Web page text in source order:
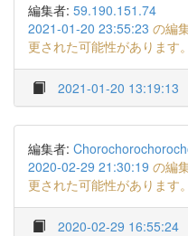
編集者: 59.190.151.74
2021-01-20 23:55:23 の編
更された可能性があります。
2021-01-20 13:19:13
編集者:
2020-02-29 21:30:19 の編
更された可能性があります。
2020-02-29 16:55:24